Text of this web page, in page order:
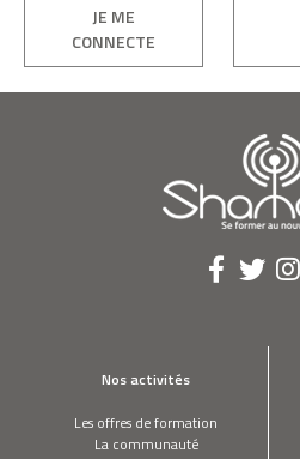
JE ME
CONNECTE
Nos activités
Les offres de formation
La communauté